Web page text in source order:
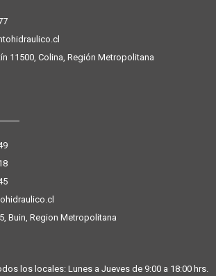
11500, Colina, Región Metropolitana
Buin, Region Metropolitana
los locales: Lunes a Jueves de 9:00 a 18:00 hrs.